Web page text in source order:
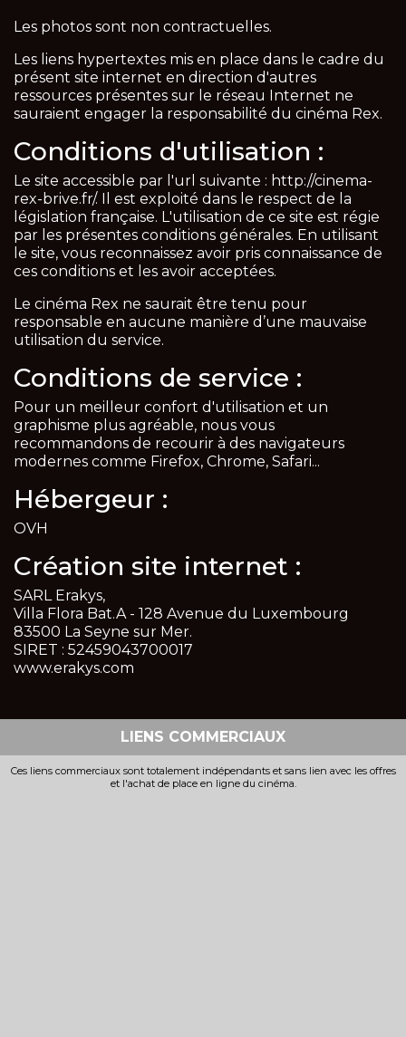
Les photos sont non contractuelles.
Les liens hypertextes mis en place dans le cadre du
présent site internet en direction d'autres
ressources présentes sur le réseau Internet ne
sauraient engager la responsabilité du cinéma Rex.
Conditions d'utilisation :
Le site accessible par l'url suivante : http://cinema-
rex-brive.fr/. Il est exploité dans le respect de la
législation française. L'utilisation de ce site est régie
par les présentes conditions générales. En utilisant
le site, vous reconnaissez avoir pris connaissance de
ces conditions et les avoir acceptées.
Le cinéma Rex ne saurait être tenu pour
responsable en aucune manière d’une mauvaise
utilisation du service.
Conditions de service :
Pour un meilleur confort d'utilisation et un
graphisme plus agréable, nous vous
recommandons de recourir à des navigateurs
modernes comme Firefox, Chrome, Safari...
Hébergeur :
OVH
Création site internet :
SARL Erakys,
Villa Flora Bat.A - 128 Avenue du Luxembourg
83500 La Seyne sur Mer.
SIRET : 52459043700017
www.erakys.com
LIENS COMMERCIAUX
Ces liens commerciaux sont totalement indépendants et sans lien avec les offres
et l'achat de place en ligne du cinéma.